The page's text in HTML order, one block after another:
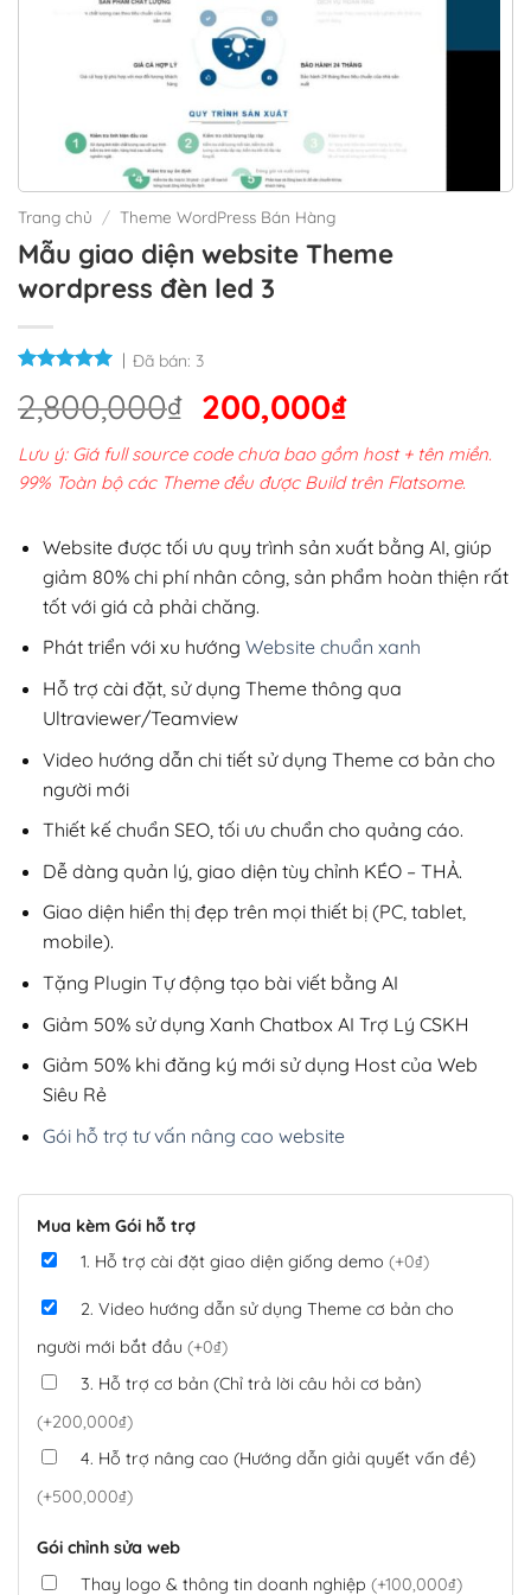
Trang chủ / Theme WordPress Bán Hàng
Mẫu giao diện website Theme
wordpress đèn led 3
Đã bán: 3
2,800,000₫ Giá
gốc
là:
2,800,000₫.
200,000₫Giá
hiện
tại
200,000₫.
Lưu ý: Giá full source code chưa bao gồm host + tên miền.
99% Toàn bộ các Theme đều được Build trên Flatsome.
Website được tối ưu quy trình sản xuất bằng AI, giúp
giảm 80% chi phí nhân công, sản phẩm hoàn thiện rất
tốt với giá cả phải chăng.
Phát triển với xu hướng Website chuẩn xanh
Hỗ trợ cài đặt, sử dụng Theme thông qua
Ultraviewer/Teamview
Video hướng dẫn chi tiết sử dụng Theme cơ bản cho
người mới
Thiết kế chuẩn SEO, tối ưu chuẩn cho quảng cáo.
Dễ dàng quản lý, giao diện tùy chỉnh KÉO – THẢ.
Giao diện hiển thị đẹp trên mọi thiết bị (PC, tablet,
mobile).
Tặng Plugin Tự động tạo bài viết bằng AI
Giảm 50% sử dụng Xanh Chatbox AI Trợ Lý CSKH
Giảm 50% khi đăng ký mới sử dụng Host của Web
Siêu Rẻ
Gói hỗ trợ tư vấn nâng cao website
Mua kèm Gói hỗ trợ
1. Hỗ trợ cài đặt giao diện giống demo (+0₫)
2. Video hướng dẫn sử dụng Theme cơ bản cho
người mới bắt đầu (+0₫)
3. Hỗ trợ cơ bản (Chỉ trả lời câu hỏi cơ bản)
(+200,000₫)
4. Hỗ trợ nâng cao (Hướng dẫn giải quyết vấn đề)
(+500,000₫)
Gói chỉnh sửa web
Thay logo & thông tin doanh nghiệp (+100,000₫)